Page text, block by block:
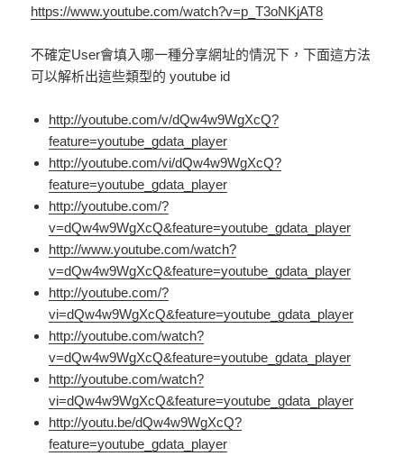
https://www.youtube.com/watch?v=p_T3oNKjAT8
不確定User會填入哪一種分享網址的情況下，下面這方法
可以解析出這些類型的 youtube id
http://youtube.com/v/dQw4w9WgXcQ?
feature=youtube_gdata_player
http://youtube.com/vi/dQw4w9WgXcQ?
feature=youtube_gdata_player
http://youtube.com/?
v=dQw4w9WgXcQ&feature=youtube_gdata_player
http://www.youtube.com/watch?
v=dQw4w9WgXcQ&feature=youtube_gdata_player
http://youtube.com/?
vi=dQw4w9WgXcQ&feature=youtube_gdata_player
http://youtube.com/watch?
v=dQw4w9WgXcQ&feature=youtube_gdata_player
http://youtube.com/watch?
vi=dQw4w9WgXcQ&feature=youtube_gdata_player
http://youtu.be/dQw4w9WgXcQ?
feature=youtube_gdata_player